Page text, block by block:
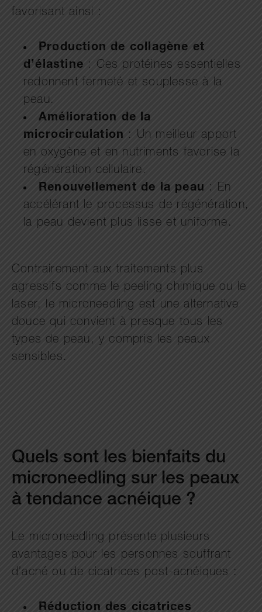
favorisant ainsi :
Production de collagène et
d’élastine : Ces protéines essentielles
redonnent fermeté et souplesse à la
peau.
Amélioration de la
microcirculation : Un meilleur apport
en oxygène et en nutriments favorise la
régénération cellulaire.
Renouvellement de la peau : En
accélérant le processus de régénération,
la peau devient plus lisse et uniforme.
Contrairement aux traitements plus
agressifs comme le peeling chimique ou le
laser, le microneedling est une alternative
douce qui convient à presque tous les
types de peau, y compris les peaux
sensibles.
Quels sont les bienfaits du
microneedling sur les peaux
à tendance acnéique ?
Le microneedling présente plusieurs
avantages pour les personnes souffrant
d’acné ou de cicatrices post-acnéiques :
Réduction des cicatrices